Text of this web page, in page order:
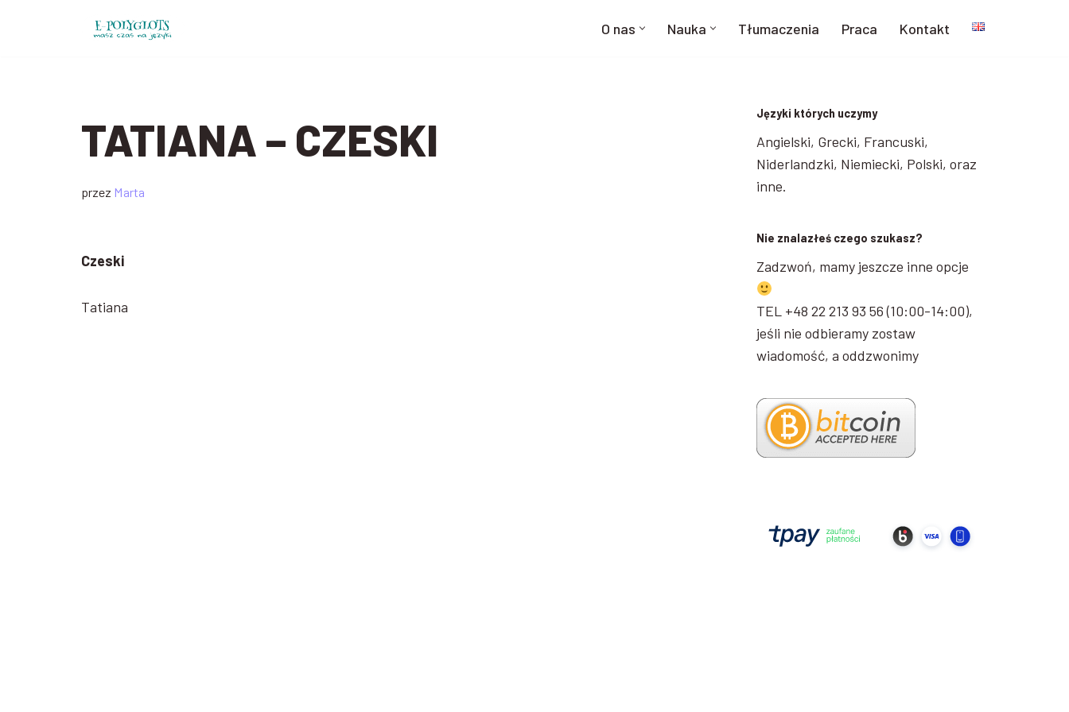
O nas Nauka Tłumaczenia Praca Kontakt
TATIANA – CZESKI
przez Marta
Czeski
Tatiana
Języki których uczymy
Angielski, Grecki, Francuski,
Niderlandzki, Niemiecki, Polski, oraz
inne.
Nie znalazłeś czego szukasz?
Zadzwoń, mamy jeszcze inne opcje
TEL +48 22 213 93 56 (10:00-14:00),
jeśli nie odbieramy zostaw
wiadomość, a oddzwonimy